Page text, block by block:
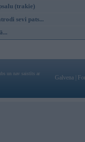
(trakie)
sevi pats...
un nav saistīts ar
Galvena